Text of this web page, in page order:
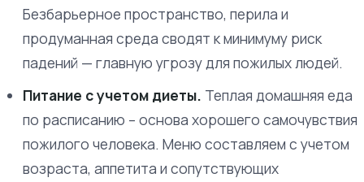
Безбарьерное пространство, перила и
продуманная среда сводят к минимуму риск
падений — главную угрозу для пожилых людей.
Питание с учетом диеты. Теплая домашняя еда
по расписанию – основа хорошего самочувствия
пожилого человека. Меню составляем с учетом
возраста, аппетита и сопутствующих